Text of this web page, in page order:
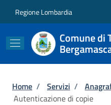
Regione Lombardia
Comune di
Briciole di
Home / Servizi /
Autenticazione di copie